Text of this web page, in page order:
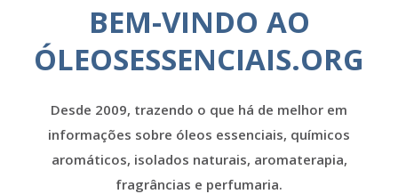
BEM-VINDO AO
ÓLEOSESSENCIAIS.ORG
Desde 2009, trazendo o que há de melhor em
informações sobre óleos essenciais, químicos
aromáticos, isolados naturais, aromaterapia,
fragrâncias e perfumaria.